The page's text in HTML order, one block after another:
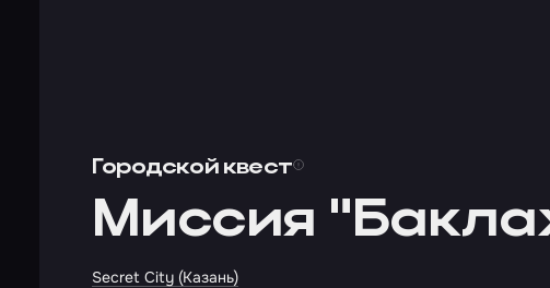
Городской квест
Миссия
Secret City (Казань)